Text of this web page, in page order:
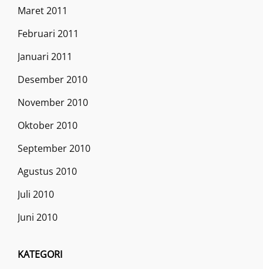
Maret 2011
Februari 2011
Januari 2011
Desember 2010
November 2010
Oktober 2010
September 2010
Agustus 2010
Juli 2010
Juni 2010
KATEGORI